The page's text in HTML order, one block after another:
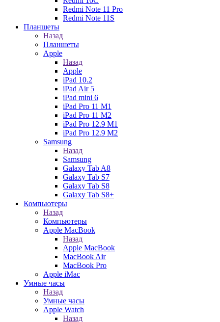
Redmi Note 11 Pro
Redmi Note 11S
Планшеты
Назад
Планшеты
Apple
Назад
Apple
iPad 10.2
iPad Air 5
iPad mini 6
iPad Pro 11 M1
iPad Pro 11 M2
iPad Pro 12.9 M1
iPad Pro 12.9 M2
Samsung
Назад
Samsung
Galaxy Tab A8
Galaxy Tab S7
Galaxy Tab S8
Galaxy Tab S8+
Компьютеры
Назад
Компьютеры
Apple MacBook
Назад
Apple MacBook
MacBook Air
MacBook Pro
Apple iMac
Умные часы
Назад
Умные часы
Apple Watch
Назад